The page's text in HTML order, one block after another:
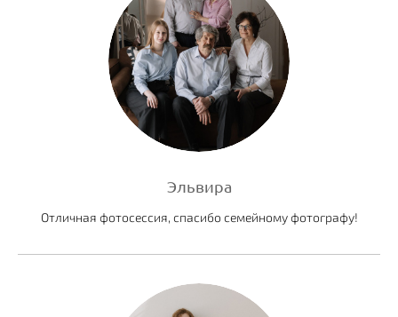
Эльвира
Отличная фотосессия, спасибо семейному фотографу!